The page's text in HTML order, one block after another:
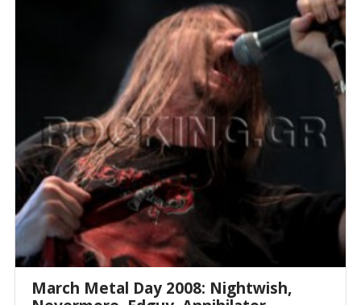
March Metal Day 2008: Nightwish,